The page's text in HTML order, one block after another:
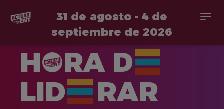
contenido
31 de agosto - 4 de
septiembre de 2026
H RA D
LID
RAR